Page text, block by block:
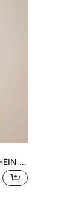
SpongeBob SquarePants | SHEIN Damen Spaghetti-Träger Camisole und Shorts Pyjama Set